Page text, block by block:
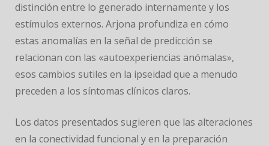
distinción entre lo generado internamente y los
estímulos externos. Arjona profundiza en cómo
estas anomalías en la señal de predicción se
relacionan con las «autoexperiencias anómalas»,
esos cambios sutiles en la ipseidad que a menudo
preceden a los síntomas clínicos claros.
Los datos presentados sugieren que las alteraciones
en la conectividad funcional y en la preparación